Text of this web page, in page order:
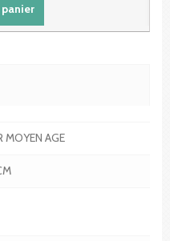
MOYEN AGE